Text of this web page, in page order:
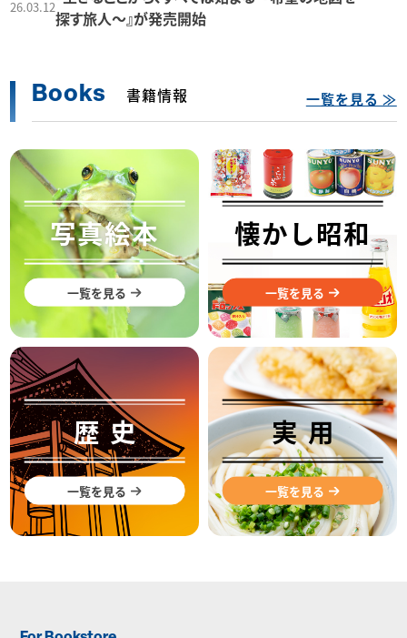
26.03.12探す旅人～』が発売開始
Books 書籍情報 一覧を見る ≫
写真絵本
一覧を見る
懐かし昭和
一覧を見る
歴史
一覧を見る
実用
一覧を見る